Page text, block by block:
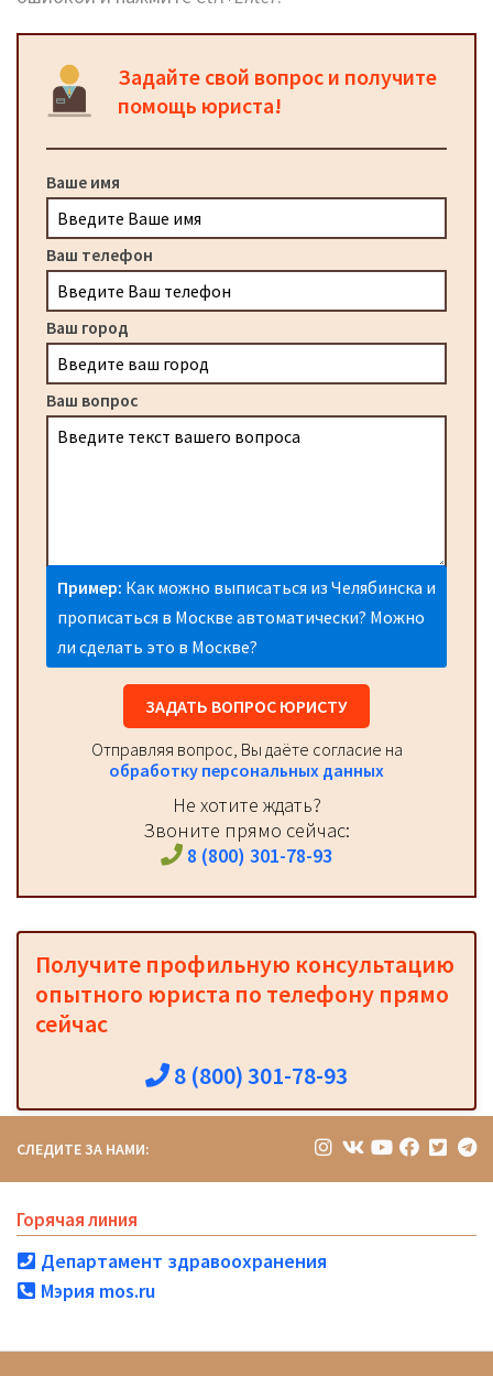
Задайте свой вопрос и получите
помощь юриста!
Ваше имя
Ваш телефон
Ваш город
Ваш вопрос
Пример: Как можно выписаться из Челябинска и
прописаться в Москве автоматически? Можно
ли сделать это в Москве?
ЗАДАТЬ ВОПРОС ЮРИСТУ
Отправляя вопрос, Вы даёте согласие на
обработку персональных данных
Не хотите ждать?
Звоните прямо сейчас:
8 (800) 301-78-93
Получите профильную консультацию
опытного юриста по телефону прямо
сейчас
8 (800) 301-78-93
СЛЕДИТЕ ЗА НАМИ:
Горячая линия
Департамент здравоохранения
Мэрия mos.ru